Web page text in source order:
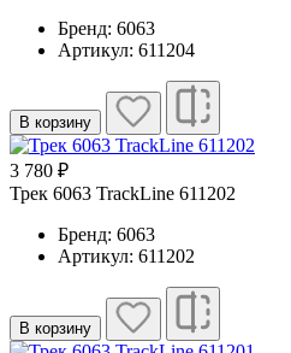
Бренд: 6063
Артикул: 611204
В корзину
3 780 ₽
Трек 6063 TrackLine 611202
Бренд: 6063
Артикул: 611202
В корзину